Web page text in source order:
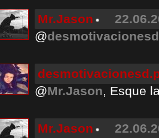
Mr.Jason
@
@Mr.Jason, Esque
Mr.Jason